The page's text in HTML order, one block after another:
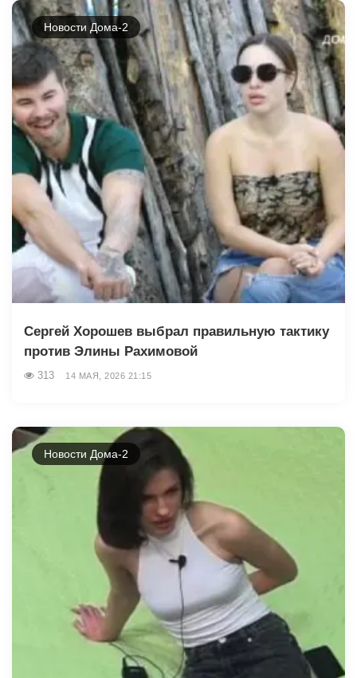
Новости Дома-2
Сергей Хорошев выбрал правильную тактику
против Элины Рахимовой
313 14 МАЯ, 2026 21:15
Новости Дома-2